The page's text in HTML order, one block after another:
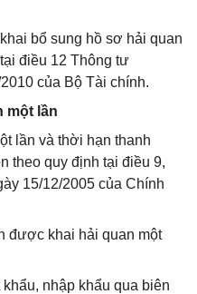
bổ sung hồ sơ hải quan
điều 12 Thông tư
của Bộ Tài chính.
một lần
lần và thời hạn thanh
theo quy định tại điều 9,
15/12/2005 của Chính
được khai hải quan một
nhập khẩu qua biên